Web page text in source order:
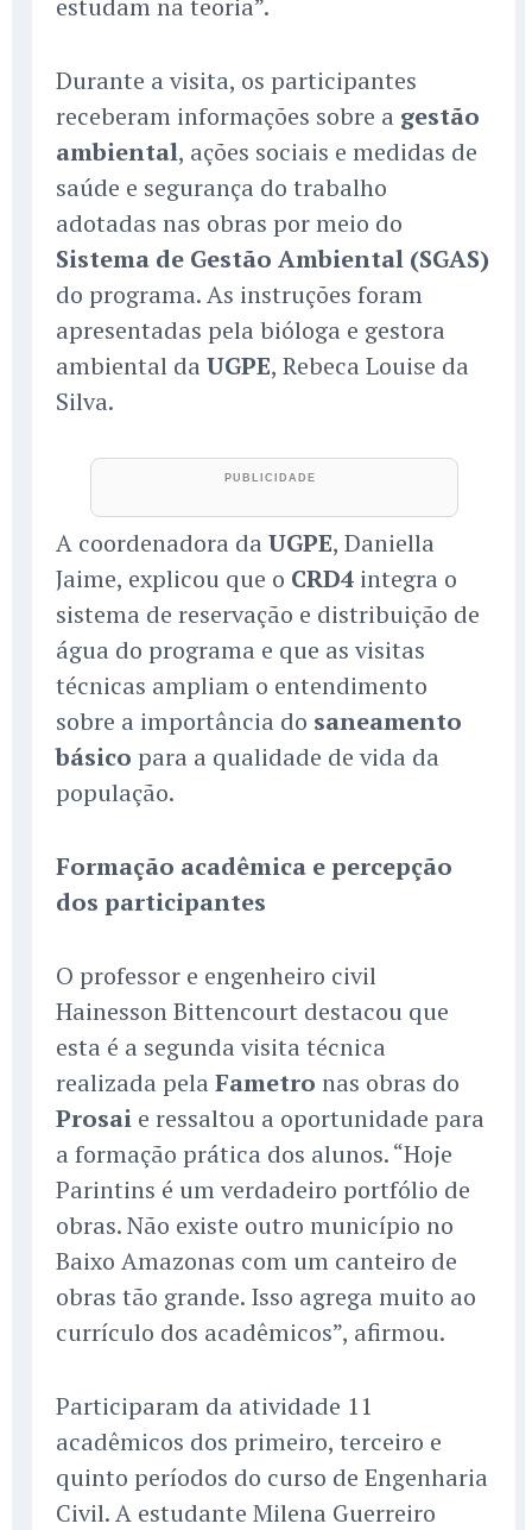
Durante a visita, os participantes
receberam informações sobre a gestão
ambiental, ações sociais e medidas de
saúde e segurança do trabalho
adotadas nas obras por meio do
Sistema de Gestão Ambiental (SGAS)
do programa. As instruções foram
apresentadas pela bióloga e gestora
ambiental da UGPE, Rebeca Louise da
Silva.
A coordenadora da UGPE, Daniella
Jaime, explicou que o CRD4 integra o
sistema de reservação e distribuição de
água do programa e que as visitas
técnicas ampliam o entendimento
sobre a importância do saneamento
básico para a qualidade de vida da
população.
Formação acadêmica e percepção
dos participantes
O professor e engenheiro civil
Hainesson Bittencourt destacou que
esta é a segunda visita técnica
realizada pela Fametro nas obras do
Prosai e ressaltou a oportunidade para
a formação prática dos alunos. “Hoje
Parintins é um verdadeiro portfólio de
obras. Não existe outro município no
Baixo Amazonas com um canteiro de
obras tão grande. Isso agrega muito ao
currículo dos acadêmicos”, afirmou.
Participaram da atividade 11
acadêmicos dos primeiro, terceiro e
quinto períodos do curso de Engenharia
Civil. A estudante Milena Guerreiro